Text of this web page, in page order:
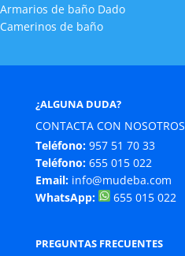
Armarios de baño Dado
Camerinos de baño
¿ALGUNA DUDA?
CONTACTA CON NOSOTROS
Teléfono: 957 51 70 33
Teléfono: 655 015 022
Email: info@mudeba.com
WhatsApp:
655 015 022
PREGUNTAS FRECUENTES